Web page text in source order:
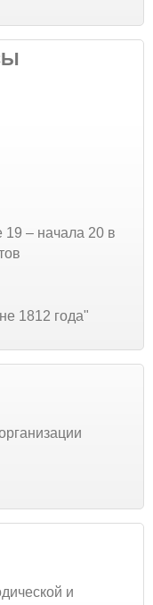
19 – начала 20 в
1812 года"
и